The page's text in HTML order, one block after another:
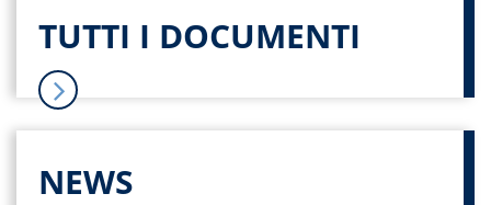
TUTTI I DOCUMENTI
NEWS